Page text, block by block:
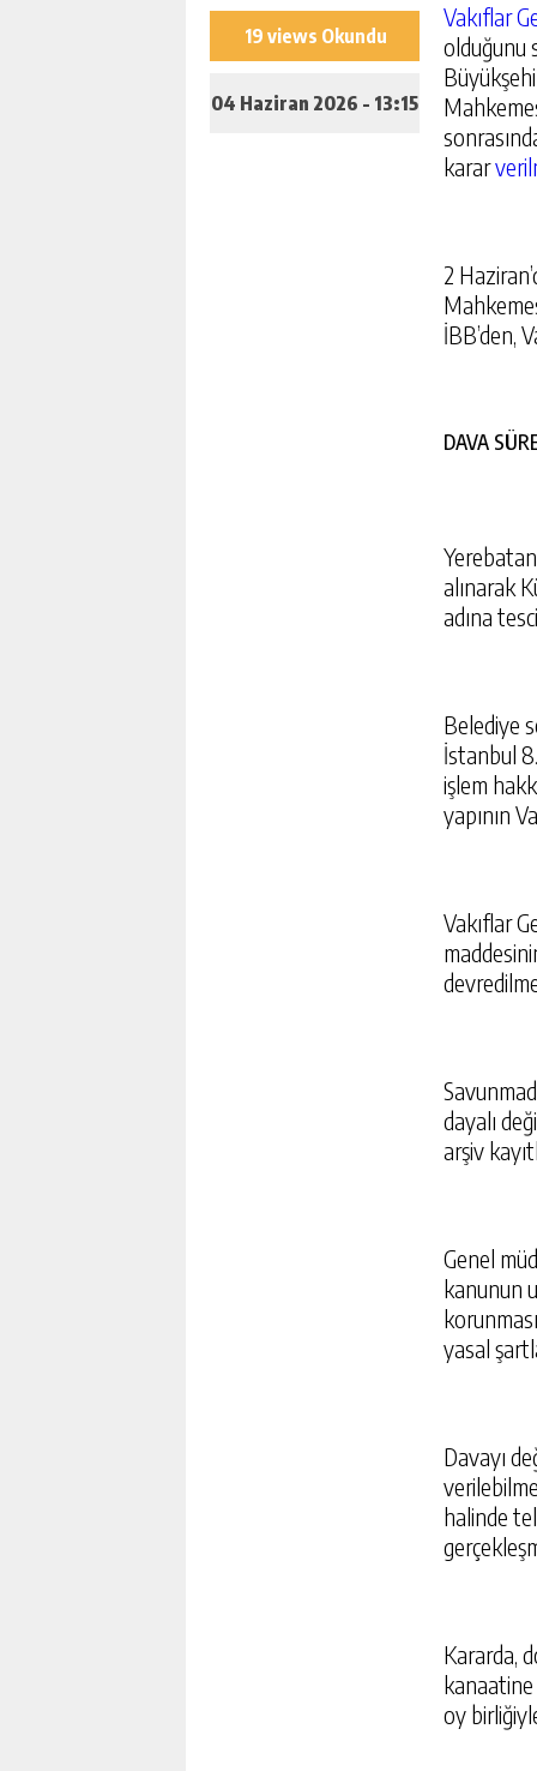
19 views Okundu
04 Haziran 2026 - 13:15
Vakıflar
olduğunu
karar
2
İBB’den,
DAVA
alınarak
adına
Belediye
İstanbul
işlem
yapının
Vakıflar
dayalı
arşiv
Genel
kanunun
yasal
Davayı
halinde
Kararda,
kanaatine
oy
İLK SINYAL GELDI.
YENIDEN BAŞLAYABILIR